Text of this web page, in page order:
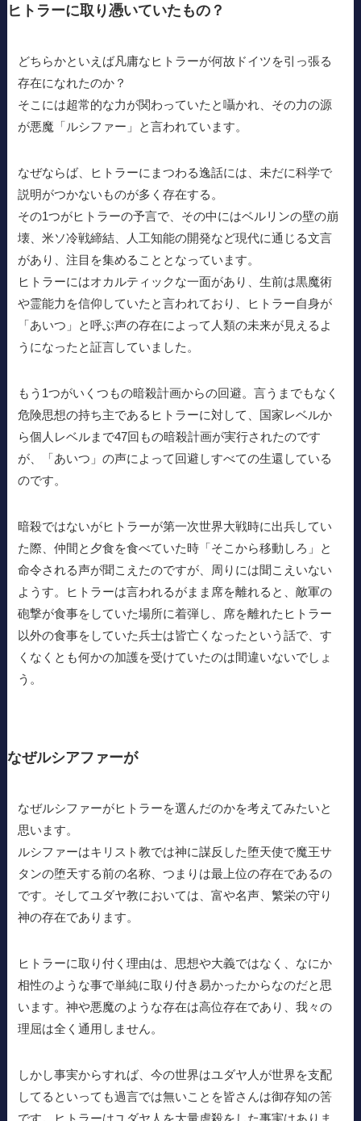
ヒトラーに取り憑いていたもの？
どちらかといえば凡庸なヒトラーが何故ドイツを引っ張る
存在になれたのか？
そこには超常的な力が関わっていたと囁かれ、その力の源
が悪魔「ルシファー」と言われています。
なぜならば、ヒトラーにまつわる逸話には、未だに科学で
説明がつかないものが多く存在する。
その1つがヒトラーの予言で、その中にはベルリンの壁の崩
壊、米ソ冷戦締結、人工知能の開発など現代に通じる文言
があり、注目を集めることとなっています。
ヒトラーにはオカルティックな一面があり、生前は黒魔術
や霊能力を信仰していたと言われており、ヒトラー自身が
「あいつ」と呼ぶ声の存在によって人類の未来が見えるよ
うになったと証言していました。
もう1つがいくつもの暗殺計画からの回避。言うまでもなく
危険思想の持ち主であるヒトラーに対して、国家レベルか
ら個人レベルまで47回もの暗殺計画が実行されたのです
が、「あいつ」の声によって回避しすべての生還している
のです。
暗殺ではないがヒトラーが第一次世界大戦時に出兵してい
た際、仲間と夕食を食べていた時「そこから移動しろ」と
命令される声が聞こえたのですが、周りには聞こえいない
ようす。ヒトラーは言われるがまま席を離れると、敵軍の
砲撃が食事をしていた場所に着弾し、席を離れたヒトラー
以外の食事をしていた兵士は皆亡くなったという話で、す
くなくとも何かの加護を受けていたのは間違いないでしょ
う。
なぜルシアファーが
なぜルシファーがヒトラーを選んだのかを考えてみたいと
思います。
ルシファーはキリスト教では神に謀反した堕天使で魔王サ
タンの堕天する前の名称、つまりは最上位の存在であるの
です。そしてユダヤ教においては、富や名声、繁栄の守り
神の存在であります。
ヒトラーに取り付く理由は、思想や大義ではなく、なにか
相性のような事で単純に取り付き易かったからなのだと思
います。神や悪魔のような存在は高位存在であり、我々の
理屈は全く通用しません。
しかし事実からすれば、今の世界はユダヤ人が世界を支配
してるといっても過言では無いことを皆さんは御存知の筈
です。ヒトラーはユダヤ人を大量虐殺をした事実はありま